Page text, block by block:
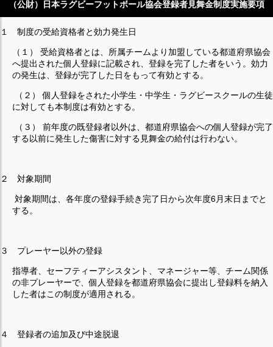
（公財）日本ラグビーフットボール協会登録者見舞金制度実施要項
１ 制度の受給資格者と効力発生日
（１） 受給資格者とは、所属チームより加盟している都道府県協会
へ提出された個人登録に記載され、登録を完了した者をいう。効力
の発生は、登録が完了した日をもって有効とする。
（２） 個人登録をされた小学生・中学生・ラグビースクールの生徒
に対しても本制度は有効とする。
（３） 前年度の既登録者以外は、都道府県協会への個人登録が完了
する以前に発生した傷害に対する見舞金の給付は行わない。
２ 対象期間
対象期間は、各年度の登録手続き完了日から次年度6月末日までと
する。
３ プレーヤー以外の登録
指導者、セーフティーアシスタント、マネージャー等、チーム関係
の非プレーヤーで、個人登録を都道府県協会に提出し登録料を納入
した者はこの制度が適用される。
４ 登録者の追加及び中途脱退